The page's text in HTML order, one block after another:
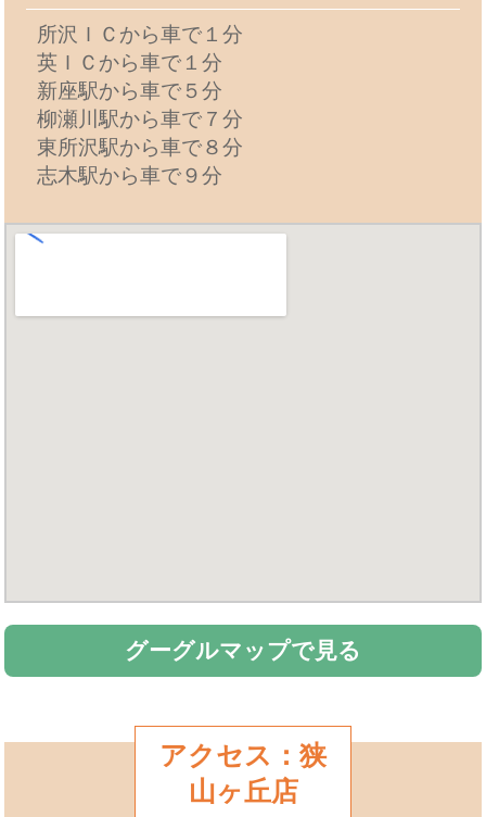
所沢ＩＣから車で１分
英ＩＣから車で１分
新座駅から車で５分
柳瀬川駅から車で７分
東所沢駅から車で８分
志木駅から車で９分
グーグルマップで見る
アクセス：狭
山ヶ丘店